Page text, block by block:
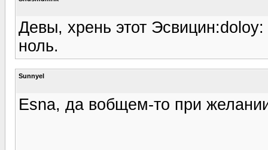
Девы, хрень этот
ноль.
Sunnyel
Esna, да вобщем-то при